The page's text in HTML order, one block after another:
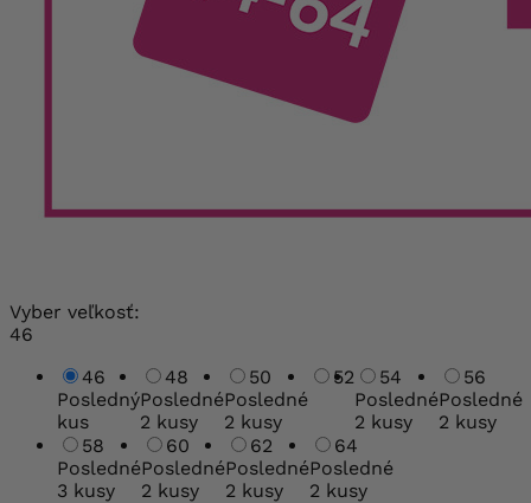
Vyber veľkosť:
46
46
Posledný
kus
48
Posledné
2 kusy
50
Posledné
2 kusy
52
54
Posledné
2 kusy
56
Posledné
2 kusy
58
Posledné
3 kusy
60
Posledné
2 kusy
62
Posledné
2 kusy
64
Posledné
2 kusy